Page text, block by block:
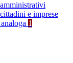
e imprese
1